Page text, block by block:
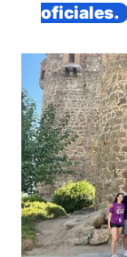
oficiales.